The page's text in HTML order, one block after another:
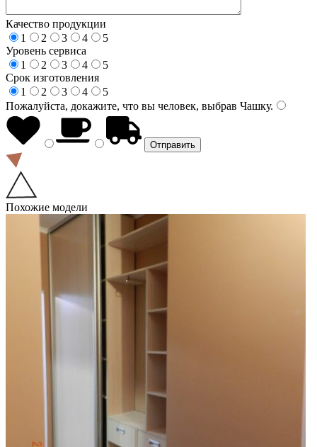
Качество продукции
1
2 3 4
5
Уровень сервиса
1
2 3 4
5
Срок изготовления
1
2 3 4
5
Пожалуйста, докажите, что вы человек, выбрав Чашку.
Похожие модели